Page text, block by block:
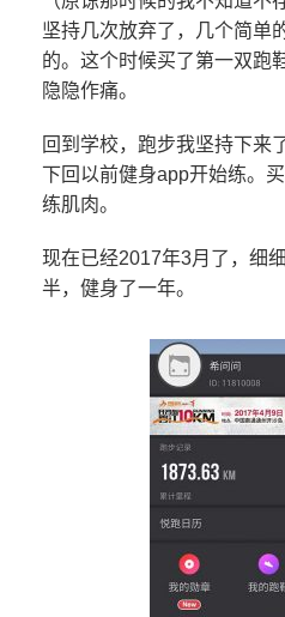
坚持几次放弃了，几个简单
的。这个时候买了第一双跑
隐隐作痛。
回到学校，跑步我坚持下来
下回以前健身app开始练。
练肌肉。
现在已经2017年3月了，细
半，健身了一年。